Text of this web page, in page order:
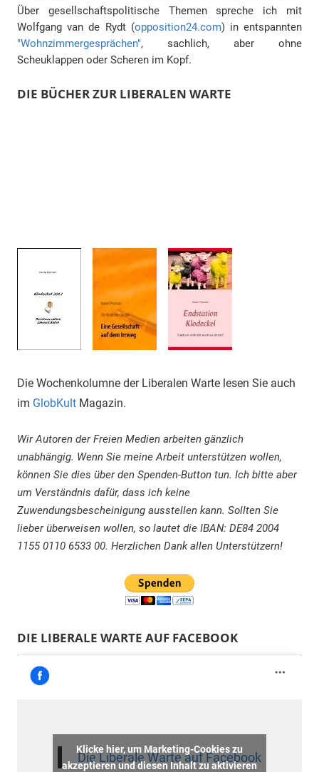
Über gesellschaftspolitische Themen spreche ich mit
Wolfgang van de Rydt (opposition24.com) in entspannten
"Wohnzimmergesprächen", sachlich, aber ohne
Scheuklappen oder Scheren im Kopf.
DIE BÜCHER ZUR LIBERALEN WARTE
Die Wochenkolumne der Liberalen Warte lesen Sie auch
im GlobKult Magazin.
Wir Autoren der Freien Medien arbeiten gänzlich
unabhängig. Wenn Sie meine Arbeit unterstützen wollen,
können Sie dies über den Spenden-Button tun. Ich bitte aber
um Verständnis dafür, dass ich keine
Zuwendungsbescheinigung ausstellen kann. Sollten Sie
lieber überweisen wollen, so lautet die IBAN: DE84 2004
1155 0110 6533 00. Herzlichen Dank allen Unterstützern!
DIE LIBERALE WARTE AUF FACEBOOK
Die Liberale Warte auf Facebook
Klicke hier, um Marketing-Cookies zu
akzeptieren und diesen Inhalt zu aktivieren